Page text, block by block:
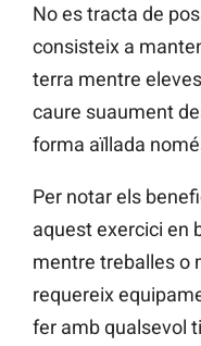
No es tracta de
consisteix a
terra mentre
caure suaument
forma aïllada
Per notar els
aquest exercici en
mentre treballes o
requereix
fer amb qualsevol